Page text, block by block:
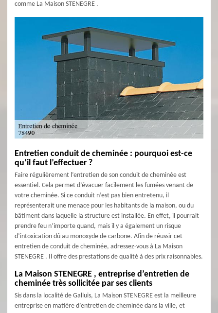
comme La Maison STENEGRE .
Entretien conduit de cheminée : pourquoi est-ce
qu’il faut l’effectuer ?
Faire régulièrement l’entretien de son conduit de cheminée est
essentiel. Cela permet d’évacuer facilement les fumées venant de
votre cheminée. Si ce conduit n’est pas bien entretenu, il
représenterait une menace pour les habitants de la maison, ou du
bâtiment dans laquelle la structure est installée. En effet, il pourrait
prendre feu n’importe quand, mais il y a également un risque
d’intoxication dû au monoxyde de carbone. Afin de réussir cet
entretien de conduit de cheminée, adressez-vous à La Maison
STENEGRE . Il offre des prestations de qualité à des prix raisonnables.
La Maison STENEGRE , entreprise d’entretien de
cheminée très sollicitée par ses clients
Sis dans la localité de Galluis, La Maison STENEGRE est la meilleure
entreprise en matière d’entretien de cheminée dans la ville, et